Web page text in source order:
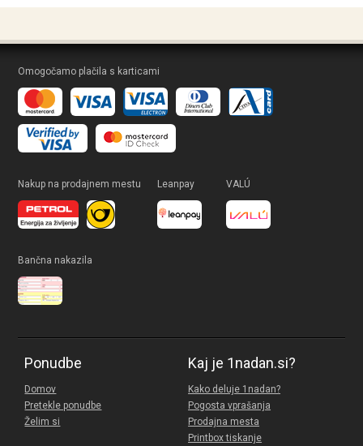
Omogočamo plačila s karticami
Nakup na prodajnem mestu Leanpay VALÚ
Bančna nakazila
Ponudbe
Domov
Pretekle ponudbe
Želim si
Kaj je 1nadan.si?
Kako deluje 1nadan?
Pogosta vprašanja
Prodajna mesta
Printbox tiskanje